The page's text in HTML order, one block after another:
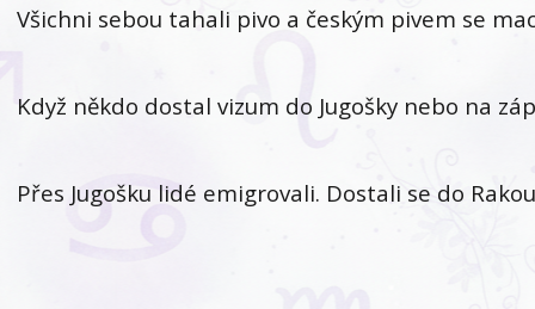
Všichni sebou tahali pivo a českým pivem se
Když někdo dostal vizum do Jugošky nebo na
Přes Jugošku lidé emigrovali. Dostali se do